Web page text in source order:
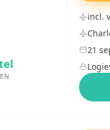
incl.
21